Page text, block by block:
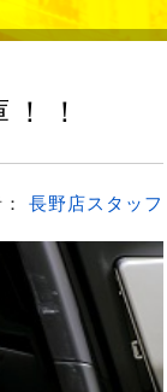
！
長野店スタッフ